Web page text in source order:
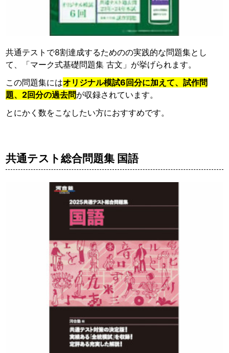
共通テストで8割達成するためのの実践的な問題集とし
て、「マーク式基礎問題集 古文」が挙げられます。
この問題集にはオリジナル模試6回分に加えて、試作問
題、2回分の過去問が収録されています。
とにかく数をこなしたい方におすすめです。
共通テスト総合問題集 国語